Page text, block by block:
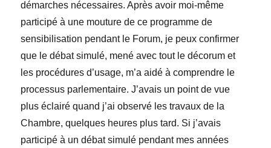
démarches nécessaires. Après avoir moi-même
participé à une mouture de ce programme de
sensibilisation pendant le Forum, je peux confirmer
que le débat simulé, mené avec tout le décorum et
les procédures d’usage, m’a aidé à comprendre le
processus parlementaire. J’avais un point de vue
plus éclairé quand j’ai observé les travaux de la
Chambre, quelques heures plus tard. Si j’avais
participé à un débat simulé pendant mes années